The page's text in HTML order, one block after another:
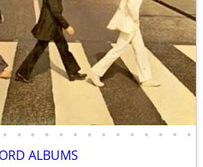
• • • • • • • • • • • • • •
ALBUMS